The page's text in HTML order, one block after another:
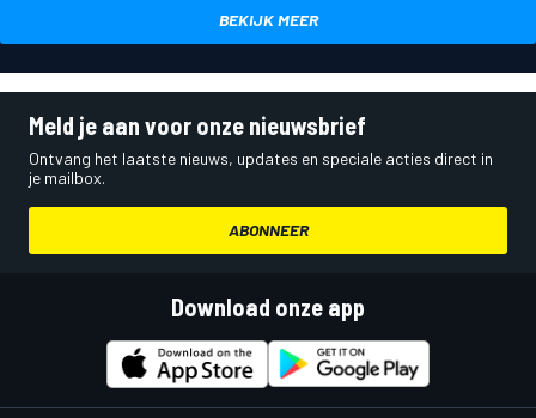
BEKIJK MEER
Meld je aan voor onze nieuwsbrief
Ontvang het laatste nieuws, updates en speciale acties direct in
je mailbox.
ABONNEER
Download onze app